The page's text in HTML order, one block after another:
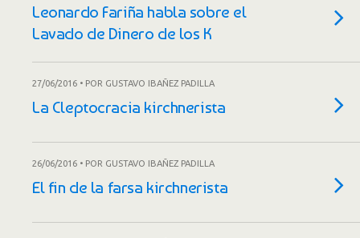
Leonardo Fariña habla sobre el
Lavado de Dinero de los K
27/06/2016 • POR GUSTAVO IBAÑEZ PADILLA
La Cleptocracia kirchnerista
26/06/2016 • POR GUSTAVO IBAÑEZ PADILLA
El fin de la farsa kirchnerista